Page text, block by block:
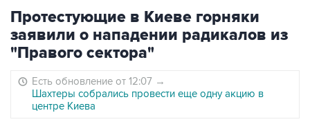
Протестующие в Киеве горняки
заявили о нападении радикалов из
"Правого сектора"
Есть обновление от 12:07 →
Шахтеры собрались провести еще одну акцию в
центре Киева